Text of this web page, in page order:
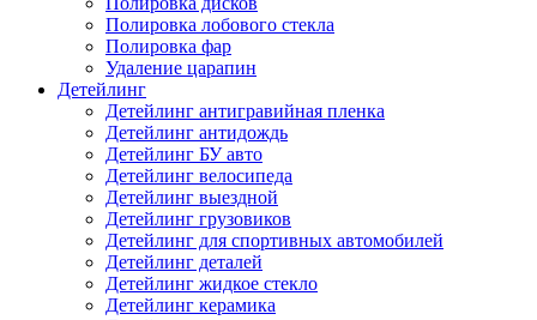
Полировка лобового стекла
Полировка фар
Удаление царапин
Детейлинг
Детейлинг антигравийная пленка
Детейлинг антидождь
Детейлинг БУ авто
Детейлинг велосипеда
Детейлинг выездной
Детейлинг грузовиков
Детейлинг для спортивных автомобилей
Детейлинг деталей
Детейлинг жидкое стекло
Детейлинг керамика